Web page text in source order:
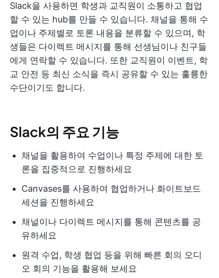
Slack을 사용하면 학생과 교직원이 소통하고 협업
할 수 있는 hub를 만들 수 있습니다. 채널을 통해 수
업이나 주제별로 토론 내용을 분류할 수 있으며, 학
생들은 다이렉트 메시지를 통해 선생님이나 친구들
에게 연락할 수 있습니다. 또한 교직원이 이벤트, 학
교 안전 등 최신 소식을 즉시 공유할 수 있는 훌륭한
수단이기도 합니다.
Slack의 주요 기능
채널을 활용하여 수업이나 특정 주제에 대한 토
론을 집중적으로 진행하세요
Canvases를 사용하여 협업하거나 화이트보드
세션을 진행하세요
채널이나 다이렉트 메시지를 통해 콘텐츠를 공
유하세요
원격 수업, 학생 협업 등을 위해 빠른 회의 오디
오 회의 기능을 활용해 보세요